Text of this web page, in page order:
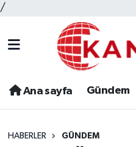
/
Ana sayfa Gündem
HABERLER GÜNDEM